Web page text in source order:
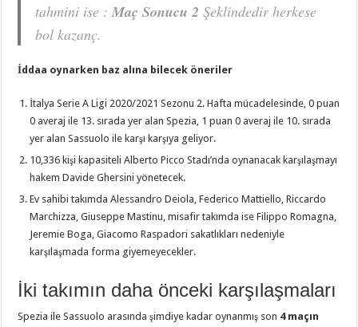
tahmini ise :Maç Sonucu 2Şeklindedir herkese
bol kazanç.
İddaa oynarken baz alına bilecek öneriler
İtalya Serie A Ligi 2020/2021 Sezonu 2. Hafta mücadelesinde, 0 puan
0 averaj ile 13. sırada yer alan Spezia, 1 puan 0 averaj ile 10. sırada
yer alan Sassuolo ile karşı karşıya geliyor.
10,336 kişi kapasiteli Alberto Picco Stadı’nda oynanacak karşılaşmayı
hakem Davide Ghersini yönetecek.
Ev sahibi takımda Alessandro Deiola, Federico Mattiello, Riccardo
Marchizza, Giuseppe Mastinu, misafir takımda ise Filippo Romagna,
Jeremie Boga, Giacomo Raspadori sakatlıkları nedeniyle
karşılaşmada forma giyemeyecekler.
İki takımın daha önceki karşılaşmaları
Spezia ile Sassuolo arasında şimdiye kadar oynanmış son 4 maçın